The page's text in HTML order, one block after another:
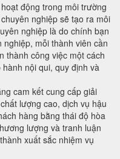
động trong môi trường
nghiệp sẽ tạo ra môi
nghiệp là do chính bạn
mỗi thành viên cần
thành công việc một cách
nội qui, quy định và
cam kết cung cấp giải
lượng cao, dịch vụ hậu
hàng bằng thái độ hòa
lượng và tranh luận
xuất sắc nhiệm vụ